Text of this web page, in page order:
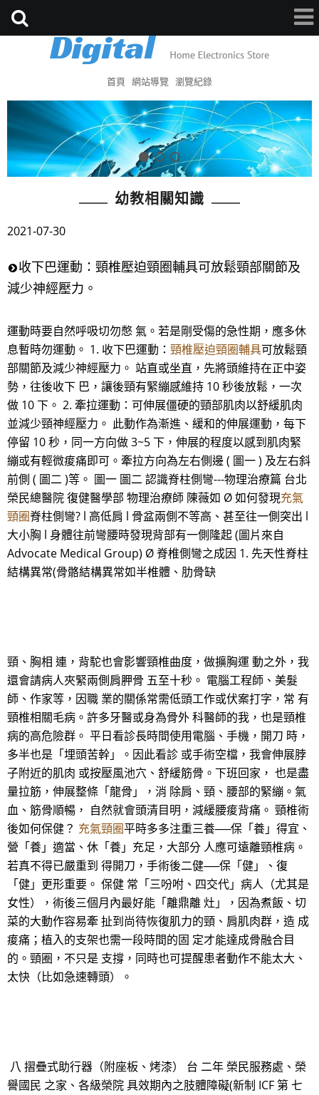
首頁 網站導覽 瀏覽紀錄
幼教相關知識
2021-07-30
收下巴運動：頸椎壓迫頸圈輔具可放鬆頸部關節及
減少神經壓力。
運動時要自然呼吸切勿憋 氣。若是剛受傷的急性期，應多休
息暫時勿運動。 1. 收下巴運動： 頸椎壓迫頸圈輔具可放鬆頸
部關節及減少神經壓力。 站直或坐直，先將頭維持在正中姿
勢，往後收下 巴，讓後頸有緊繃感維持 10 秒後放鬆，一次
做 10 下。 2. 牽拉運動：可伸展僵硬的頸部肌肉以舒緩肌肉
並減少頸神經壓力。 此動作為漸進、緩和的伸展運動，每下
停留 10 秒，同一方向做 3~5 下，伸展的程度以感到肌肉緊
繃或有輕微痠痛即可。牽拉方向為左右側邊 ( 圖一 ) 及左右斜
前側 ( 圖二 )等。 圖一 圖二 認識脊柱側彎---物理治療篇 台北
榮民總醫院 復健醫學部 物理治療師 陳薇如 Ø 如何發現充氣
頸圈脊柱側彎? l 高低肩 l 骨盆兩側不等高、甚至往一側突出 l
大小胸 l 身體往前彎腰時發現背部有一側隆起 (圖片來自
Advocate Medical Group) Ø 脊椎側彎之成因 1. 先天性脊柱
結構異常(骨骼結構異常如半椎體、肋骨缺
頸、胸相 連，背駝也會影響頸椎曲度，做擴胸運 動之外，我
還會請病人夾緊兩側肩胛骨 五至十秒。 電腦工程師、美髮
師、作家等，因職 業的關係常需低頭工作或伏案打字，常 有
頸椎相關毛病。許多牙醫或身為骨外 科醫師的我，也是頸椎
病的高危險群。 平日看診長時間使用電腦、手機，開刀 時，
多半也是「埋頭苦幹」。因此看診 或手術空檔，我會伸展脖
子附近的肌肉 或按壓風池穴、舒緩筋骨。下班回家， 也是盡
量拉筋，伸展整條「龍骨」，消 除肩、頸、腰部的緊繃。氣
血、筋骨順暢， 自然就會頭清目明，減緩腰痠背痛。 頸椎術
後如何保健？ 充氣頸圈平時多多注重三養──保「養」得宜、
營「養」適當、休「養」充足，大部分 人應可遠離頸椎病。
若真不得已嚴重到 得開刀，手術後二健──保「健」、復
「健」更形重要。 保健 常「三吩咐、四交代」病人（尤其是
女性），術後三個月內最好能「離鼎離 灶」，因為煮飯、切
菜的大動作容易牽 扯到尚待恢復肌力的頸、肩肌肉群，造 成
痠痛；植入的支架也需一段時間的固 定才能達成骨融合目
的。頸圈，不只是 支撐，同時也可提醒患者動作不能太大、
太快（比如急速轉頭）。
八 摺疊式助行器（附座板、烤漆） 台 二年 榮民服務處、榮
譽國民 之家、各級榮院 具效期內之肢體障礙(新制 ICF 第 七